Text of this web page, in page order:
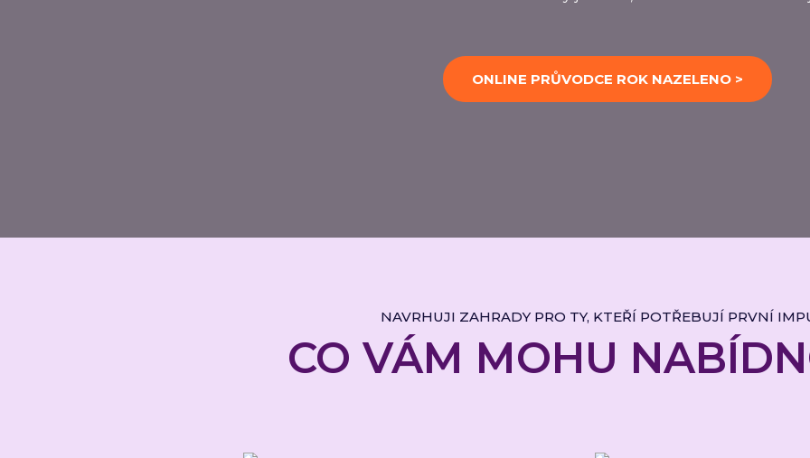
ONLINE PRŮVODCE ROK NAZELENO >
NAVRHUJI ZAHRADY PRO TY, KTEŘÍ POTŘEBUJÍ PRVNÍ
CO VÁM MOHU